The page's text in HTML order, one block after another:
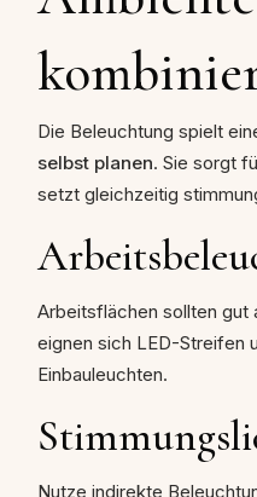
Die Beleuchtung spielt
selbst planen. Sie sorgt
setzt gleichzeitig
Arbeitsflächen sollten gut
eignen sich LED-Streifen
Einbauleuchten.
Nutze indirekte